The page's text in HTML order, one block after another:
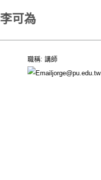
李可為
職稱: 講師
jorge@pu.edu.tw